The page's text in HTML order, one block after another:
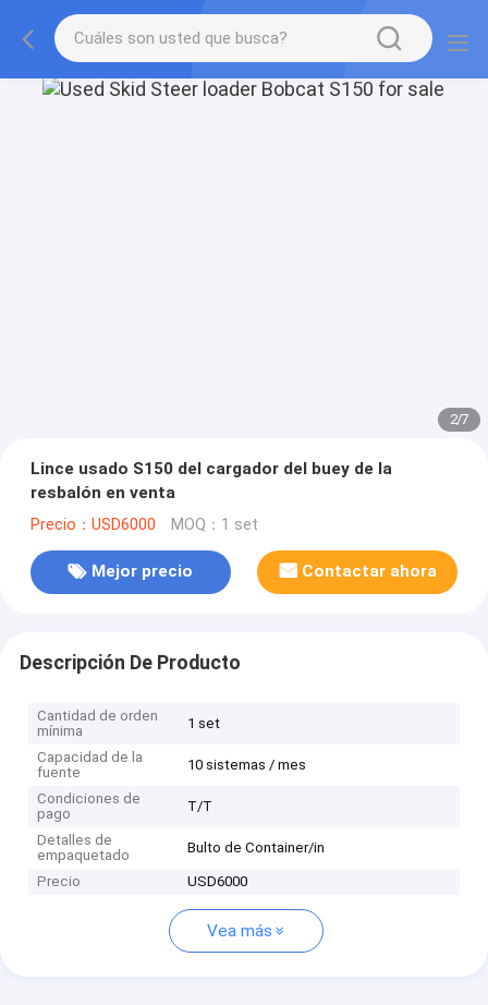
2/7
Lince usado S150 del cargador del buey de la
resbalón en venta
Precio：USD6000 MOQ：1 set
Mejor precio Contactar ahora
Descripción De Producto
Cantidad de orden
mínima
1 set
Capacidad de la
fuente
10 sistemas / mes
Condiciones de
pago
T/T
Detalles de
empaquetado
Bulto de Container/in
Precio USD6000
Vea más